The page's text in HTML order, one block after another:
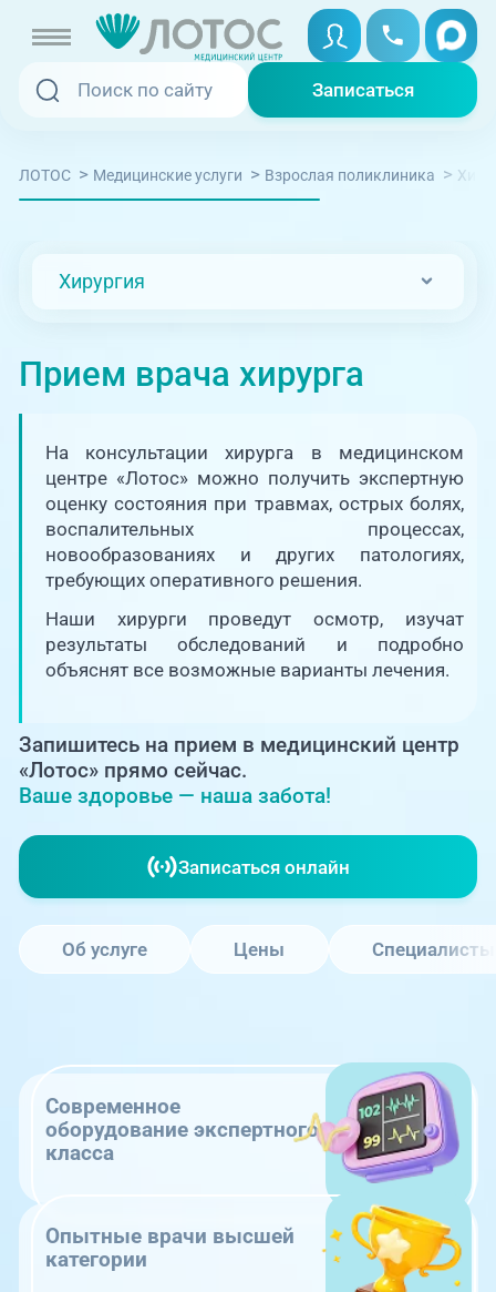
Записаться
Записаться
Услуги и цены
Отзывы
Адреса клиник
О клинике
Блог врачей
Новости
PreventAGE
Записаться онлайн
Вызвать скорую
Медицина на дому
Телемедицина
+7 (351) 220-00-03
Единая справочная служба,
запись на прием
+7 (351) 220-03-03
онкологической помощи
+7 (7142) 927-003
ЛОТОС > Медицинские услуги > Взрослая поликлиника >
Хирургия
Прием врача хирурга
На консультации хирурга в медицинском
центре «Лотос» можно получить экспертную
оценку состояния при травмах, острых болях,
воспалительных процессах,
новообразованиях и других патологиях,
требующих оперативного решения.
Наши хирурги проведут осмотр, изучат
результаты обследований и подробно
объяснят все возможные варианты лечения.
Запишитесь на прием в медицинский центр
«Лотос» прямо сейчас.
Ваше здоровье — наша забота!
Записаться онлайн
Об услуге Цены Специалисты
Современное
оборудование экспертного
класса
Опытные врачи высшей
категории